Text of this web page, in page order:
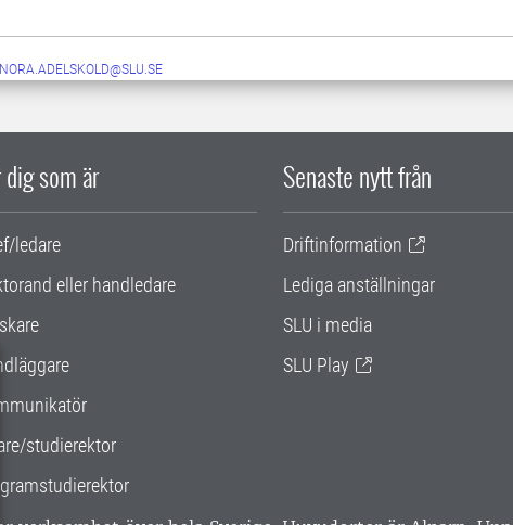
NORA.ADELSKOLD@SLU.SE
dig som är
ledare
eller handledare
studierektor
Senaste nytt från
Driftinformation
Lediga anställningar
SLU i media
SLU Play